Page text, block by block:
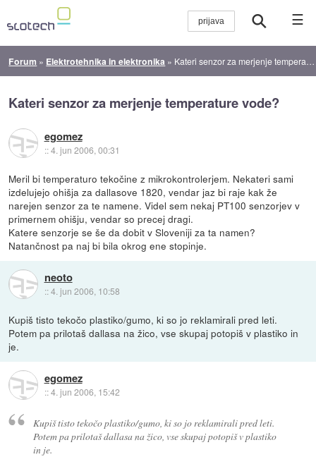
☰
Forum » Elektrotehnika in elektronika » Kateri senzor za merjenje temperature vode?
Kateri senzor za merjenje temperature vode?
egomez
::4. jun 2006, 00:31
Meril bi temperaturo tekočine z mikrokontrolerjem. Nekateri sami
izdelujejo ohišja za dallasove 1820, vendar jaz bi raje kak že
narejen senzor za te namene. Videl sem nekaj PT100 senzorjev v
primernem ohišju, vendar so precej dragi.
Katere senzorje se še da dobit v Sloveniji za ta namen?
Natančnost pa naj bi bila okrog ene stopinje.
neoto
::4. jun 2006, 10:58
Kupiš tisto tekočo plastiko/gumo, ki so jo reklamirali pred leti.
Potem pa prilotaš dallasa na žico, vse skupaj potopiš v plastiko in
je.
egomez
::4. jun 2006, 15:42
Kupiš tisto tekočo plastiko/gumo, ki so jo reklamirali pred leti.
Potem pa prilotaš dallasa na žico, vse skupaj potopiš v plastiko
in je.